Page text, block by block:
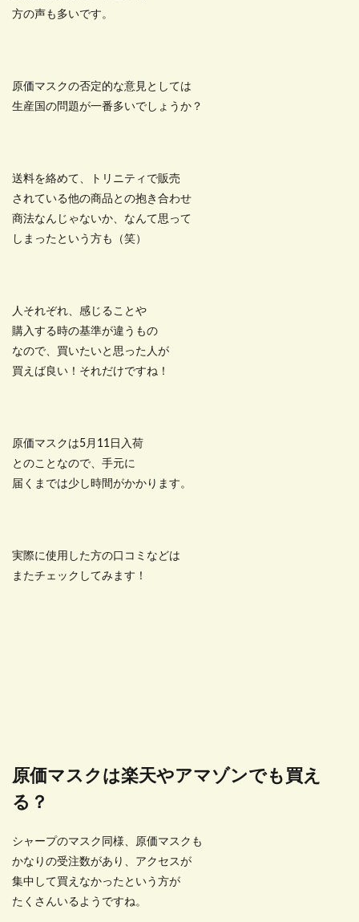
方の声も多いです。
原価マスクの否定的な意見としては
生産国の問題が一番多いでしょうか？
送料を絡めて、トリニティで販売
されている他の商品との抱き合わせ
商法なんじゃないか、なんて思って
しまったという方も（笑）
人それぞれ、感じることや
購入する時の基準が違うもの
なので、買いたいと思った人が
買えば良い！それだけですね！
原価マスクは5月11日入荷
とのことなので、手元に
届くまでは少し時間がかかります。
実際に使用した方の口コミなどは
またチェックしてみます！
原価マスクは楽天やアマゾンでも買え
る？
シャープのマスク同様、原価マスクも
かなりの受注数があり、アクセスが
集中して買えなかったという方が
たくさんいるようですね。